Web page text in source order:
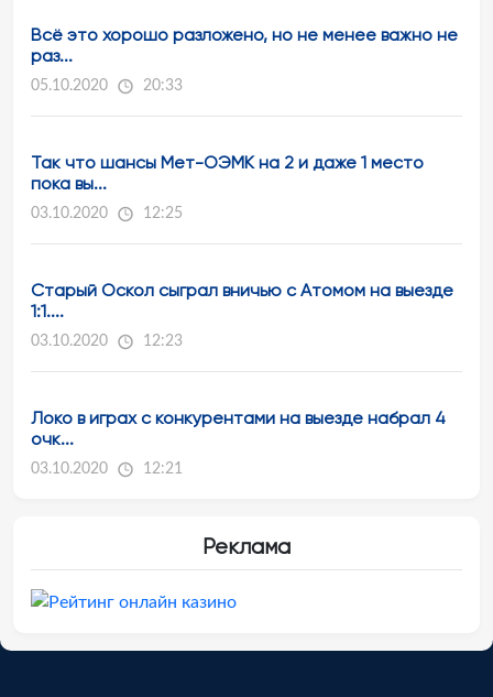
Всё это хорошо разложено, но не менее важно не
раз...
05.10.2020 20:33
Так что шансы Мет-ОЭМК на 2 и даже 1 место
пока вы...
03.10.2020 12:25
Старый Оскол сыграл вничью с Атомом на выезде
1:1....
03.10.2020 12:23
Локо в играх с конкурентами на выезде набрал 4
очк...
03.10.2020 12:21
Реклама